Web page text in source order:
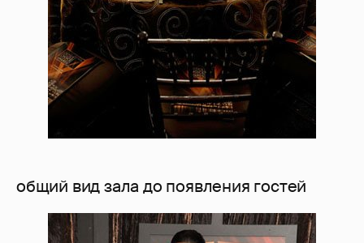
общий вид зала до появления гостей